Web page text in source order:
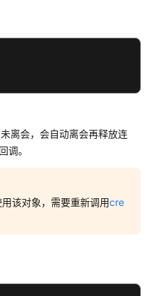
离会，会自动离会再释放连
回调。
该对象，需要重新调用cre